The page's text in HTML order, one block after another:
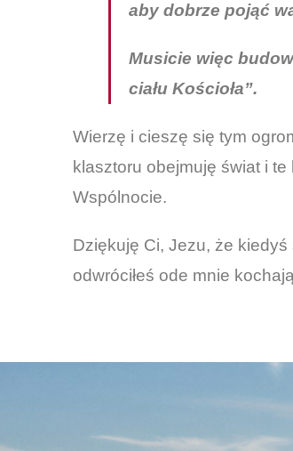
aby dobrze pojąć
Musicie więc
ciału Kościoła”.
Wierzę i cieszę się tym
klasztoru obejmuję świat i
Wspólnocie.
Dziękuję Ci, Jezu, że kiedyś
odwróciłeś ode mnie